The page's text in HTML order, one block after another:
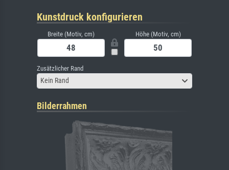
Kunstdruck konfigurieren
Breite (Motiv, cm) Höhe (Motiv, cm)
Zusätzlicher Rand
Kein Rand
Bilderrahmen